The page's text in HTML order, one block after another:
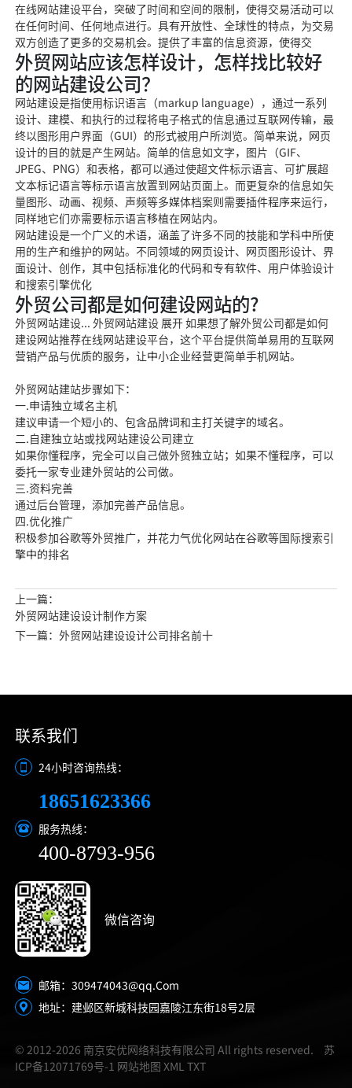
在线网站建设平台，突破了时间和空间的限制，使得交易活动可以
在任何时间、任何地点进行。具有开放性、全球性的特点，为交易
双方创造了更多的交易机会。提供了丰富的信息资源，使得交
外贸网站应该怎样设计，怎样找比较好
的网站建设公司？
网站建设是指使用标识语言（markup language），通过一系列
设计、建模、和执行的过程将电子格式的信息通过互联网传输，最
终以图形用户界面（GUI）的形式被用户所浏览。简单来说，网页
设计的目的就是产生网站。简单的信息如文字，图片（GIF、
JPEG、PNG） 和表格，都可以通过使超文件标示语言、可扩展超
文本标记语言等标示语言放置到网站页面上。 而更复杂的信息如矢
量图形、动画、视频、声频等多媒体档案则需要插件程序来运行，
同样地它们亦需要标示语言移植在网站内。
网站建设是一个广义的术语，涵盖了许多不同的技能和学科中所使
用的生产和维护的网站。不同领域的网页设计、 网页图形设计、界
面设计、创作，其中包括标准化的代码和专有软件、用户体验设计
和搜索引擎优化
外贸公司都是如何建设网站的?
外贸网站建设... 外贸网站建设 展开 如果想了解外贸公司都是如何
建设网站推荐在线网站建设平台，这个平台提供简单易用的互联网
营销产品与优质的服务，让中小企业经营更简单手机网站。
外贸网站建站步骤如下：
一.申请独立域名主机
建议申请一个短小的、包含品牌词和主打关键字的域名。
二.自建独立站或找网站建设公司建立
如果你懂程序，完全可以自己做外贸独立站；如果不懂程序，可以
委托一家专业建外贸站的公司做。
三.资料完善
通过后台管理，添加完善产品信息。
四.优化推广
积极参加谷歌等外贸推广，并花力气优化网站在谷歌等国际搜索引
擎中的排名
上一篇：
外贸网站建设设计制作方案
下一篇：外贸网站建设设计公司排名前十
联系我们
24小时咨询热线：
18651623366
服务热线：
400-8793-956
微信咨询
邮箱： 309474043@qq.Com
地址：建邺区新城科技园嘉陵江东街18号2层
© 2012-2026 南京安优网络科技有限公司 All rights reserved.
苏
ICP备12071769号-1 网站地图 XML TXT